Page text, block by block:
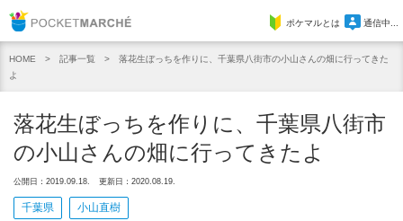
Pocket Marcheポケマルとは 通信中...
HOME 記事一覧
落花生ぼっちを作りに、千葉県八街市の小山さんの畑に行ってきた
よ
落花生ぼっちを作りに、千葉県八街市
の小山さんの畑に行ってきたよ
公開日：2019.09.18. 更新日：2020.08.19.
千葉県 小山直樹